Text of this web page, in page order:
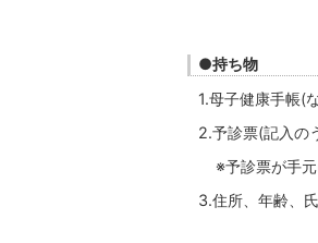
●持ち物
1.母子健康手帳(
2.予診票(記入の
※予診票が手元
3.住所、年齢、